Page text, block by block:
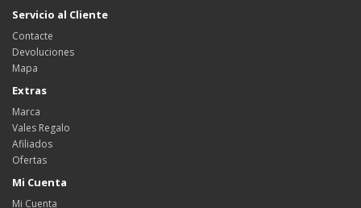
Servicio al Cliente
Contacte
Devoluciones
Mapa
Extras
Marca
Vales Regalo
Afiliados
Ofertas
Mi Cuenta
Mi Cuenta